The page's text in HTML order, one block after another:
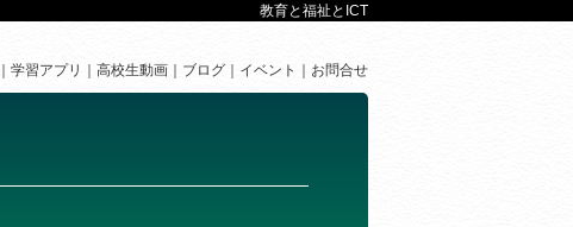
教育と福祉とICT
学習アプリ 高校生動画 ブログ イベント お問合せ